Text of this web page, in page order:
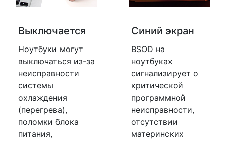
Выключается
Ноутбуки могут
выключаться из-за
неисправности
системы
охлаждения
(перегрева),
поломки блока
питания,
Синий экран
BSOD на
ноутбуках
сигнализирует о
критической
программной
неисправности,
отсутствии
материнских